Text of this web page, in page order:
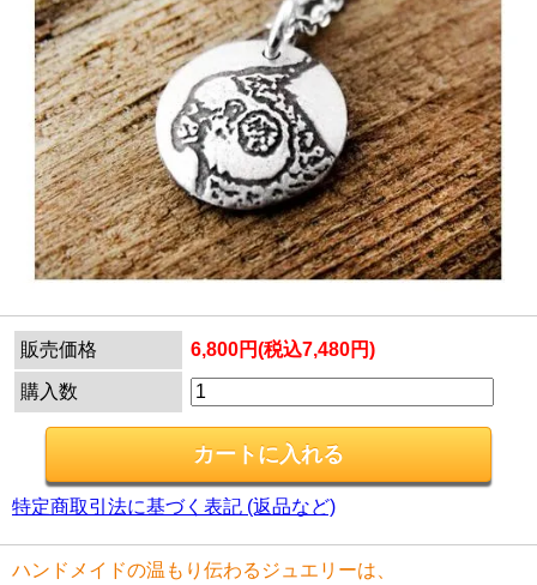
販売価格 6,800円(税込7,480円)
購入数
特定商取引法に基づく表記 (返品など)
ハンドメイドの温もり伝わるジュエリーは、